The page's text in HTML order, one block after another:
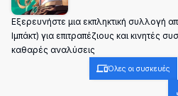
Εξερευνήστε μια εκπληκτική συλλογή
Ιμπάκτ) για επιτραπέζιους και κινητές
καθαρές αναλύσεις
Όλες οι συσκευές